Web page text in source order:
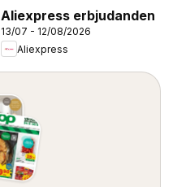
Aliexpress erbjudanden
13/07 - 12/08/2026
Aliexpress